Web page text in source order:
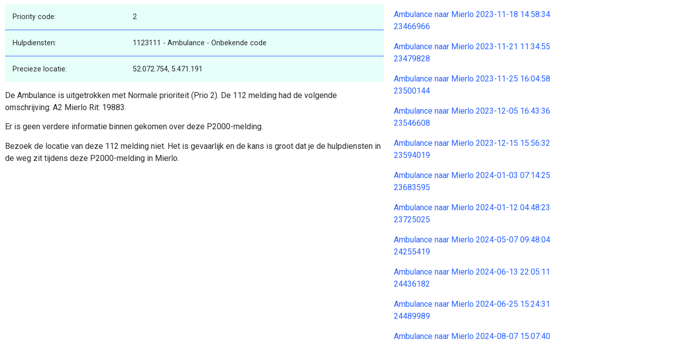
Priority code: 2
Hulpdiensten: 1123111 - Ambulance - Onbekende code
Precieze locatie: 52.072.754, 5.471.191
De Ambulance is uitgetrokken met Normale prioriteit (Prio 2). De 112 melding had de volgende
omschrijving: A2 Mierlo Rit: 19883.
Er is geen verdere informatie binnen gekomen over deze P2000-melding.
Bezoek de locatie van deze 112 melding niet. Het is gevaarlijk en de kans is groot dat je de hulpdiensten in
de weg zit tijdens deze P2000-melding in Mierlo.
Ambulance naar Mierlo 2023-11-18 14:58:34
23466966
Ambulance naar Mierlo 2023-11-21 11:34:55
23479828
Ambulance naar Mierlo 2023-11-25 16:04:58
23500144
Ambulance naar Mierlo 2023-12-05 16:43:36
23546608
Ambulance naar Mierlo 2023-12-15 15:56:32
23594019
Ambulance naar Mierlo 2024-01-03 07:14:25
23683595
Ambulance naar Mierlo 2024-01-12 04:48:23
23725025
Ambulance naar Mierlo 2024-05-07 09:48:04
24255419
Ambulance naar Mierlo 2024-06-13 22:05:11
24436182
Ambulance naar Mierlo 2024-06-25 15:24:31
24489989
Ambulance naar Mierlo 2024-08-07 15:07:40